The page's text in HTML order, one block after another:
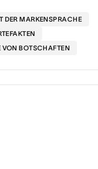
DER MARKENSPRACHE
BOTSCHAFTEN